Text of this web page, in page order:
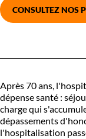
CONSULTEZ NOS
Après 70 ans,
dépense santé :
charge qui
dépassements
l'hospitalisation